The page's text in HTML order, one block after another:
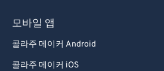
모바일 앱
콜라주 메이커 Android
콜라주 메이커 iOS